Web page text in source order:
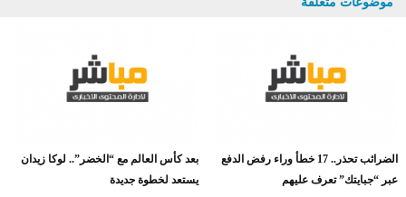
الضرائب تحذر.. 17 خطأ وراء رفض الدفع
عبر “جبايتك” تعرف عليهم
بعد كأس العالم مع “الخضر”.. لوكا زيدان
يستعد لخطوة جديدة